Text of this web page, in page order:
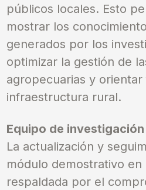
públicos locales. Esto
mostrar los
generados por los
optimizar la gestión de
agropecuarias y
infraestructura rural.
Equipo de
La actualización y
módulo demostrativo
respaldada por el